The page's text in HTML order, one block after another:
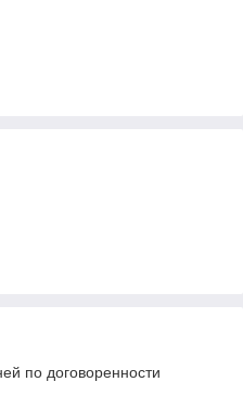
по договоренности